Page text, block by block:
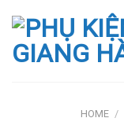
content
HOME /